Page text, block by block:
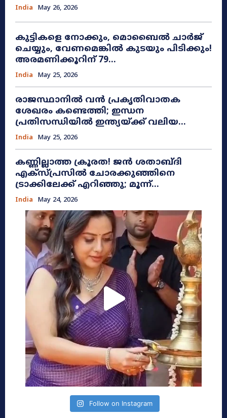
India May 26, 2026
കുട്ടികളെ നോക്കും, മൊബൈൽ ചാർജ്
ചെയ്യും, വേണമെങ്കിൽ കുടയും പിടിക്കും!
അരമണിക്കൂറിന് 79...
India May 25, 2026
രാജസ്ഥാനിൽ വൻ പ്രകൃതിവാതക
ശേഖരം കണ്ടെത്തി; ഇന്ധന
പ്രതിസന്ധിയിൽ ഇന്ത്യയ്ക്ക് വലിയ...
India May 25, 2026
കണ്ണില്ലാത്ത ക്രൂരത! ജൻ ശതാബ്ദി
എക്സ്പ്രസിൽ ചോരക്കുഞ്ഞിനെ
ട്രാക്കിലേക്ക് എറിഞ്ഞു; മൂന്ന്...
India May 24, 2026
Follow on Instagram